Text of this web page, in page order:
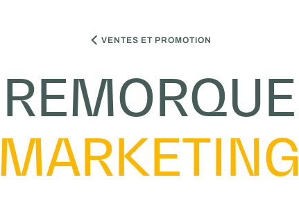
VENTES ET PROMOTION
REMORQUE
MARKETING